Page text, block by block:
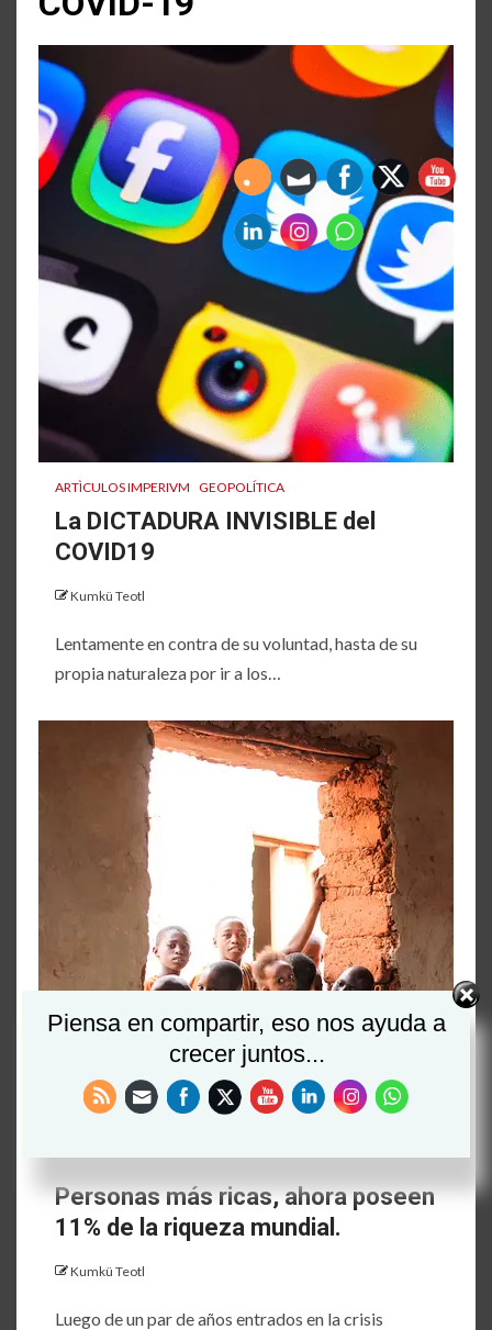
ARTÌCULOS IMPERIVM GEOPOLÍTICA
La DICTADURA INVISIBLE del
COVID19
Kumkü Teotl
Lentamente en contra de su voluntad, hasta de su
propia naturaleza por ir a los…
NOTICIAS
Personas más ricas, ahora poseen
11% de la riqueza mundial.
Kumkü Teotl
Luego de un par de años entrados en la crisis
Piensa en compartir, eso nos ayuda a
crecer juntos...